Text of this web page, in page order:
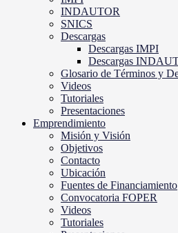
INDAUTOR
SNICS
Descargas
Descargas IMPI
Descargas
Glosario de Términos y
Videos
Tutoriales
Presentaciones
Emprendimiento
Misión y Visión
Objetivos
Contacto
Ubicación
Fuentes de Financiamiento
Convocatoria FOPER
Videos
Tutoriales